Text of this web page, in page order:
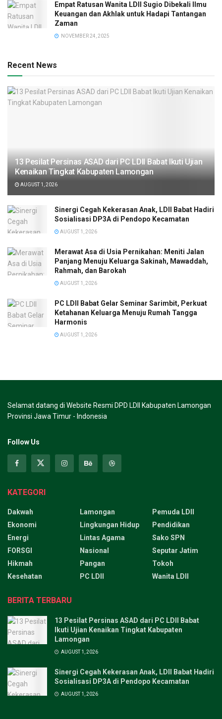
Empat Ratusan Wanita LDII Sugio Dibekali Ilmu
Keuangan dan Akhlak untuk Hadapi Tantangan
Zaman
NOVEMBER 24, 2025
Recent News
13 Pesilat Persinas ASAD dari PC LDII Babat Ikuti Ujian
Kenaikan Tingkat Kabupaten Lamongan
AUGUST 1, 2026
Sinergi Cegah Kekerasan Anak, LDII Babat Hadiri
Sosialisasi DP3A di Pendopo Kecamatan
AUGUST 1, 2026
Merawat Asa di Usia Pernikahan: Meniti Jalan
Panjang Menuju Keluarga Sakinah, Mawaddah,
Rahmah, dan Barokah
AUGUST 1, 2026
PC LDII Babat Gelar Seminar Sarimbit, Perkuat
Ketahanan Keluarga Menuju Rumah Tangga
Harmonis
AUGUST 1, 2026
Selamat datang di Website Resmi DPD LDII Kabupaten Lamongan
Provinsi Jawa Timur - Indonesia
Follow Us
KATEGORI
Dakwah
Ekonomi
Energi
FORSGI
Hikmah
Kesehatan
Lamongan
Lingkungan Hidup
Lintas Agama
Nasional
Pangan
PC LDII
Pemuda LDII
Pendidikan
Sako SPN
Seputar Jatim
Tokoh
Wanita LDII
BERITA TERBARU
13 Pesilat Persinas ASAD dari PC LDII Babat
Ikuti Ujian Kenaikan Tingkat Kabupaten
Lamongan
AUGUST 1, 2026
Sinergi Cegah Kekerasan Anak, LDII Babat Hadiri
Sosialisasi DP3A di Pendopo Kecamatan
AUGUST 1, 2026